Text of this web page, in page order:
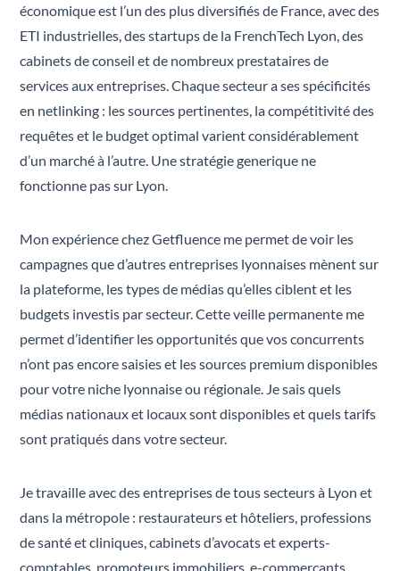
économique est l’un des plus diversifiés de France, avec des
ETI industrielles, des startups de la FrenchTech Lyon, des
cabinets de conseil et de nombreux prestataires de
services aux entreprises. Chaque secteur a ses spécificités
en netlinking : les sources pertinentes, la compétitivité des
requêtes et le budget optimal varient considérablement
d’un marché à l’autre. Une stratégie generique ne
fonctionne pas sur Lyon.
Mon expérience chez Getfluence me permet de voir les
campagnes que d’autres entreprises lyonnaises mènent sur
la plateforme, les types de médias qu’elles ciblent et les
budgets investis par secteur. Cette veille permanente me
permet d’identifier les opportunités que vos concurrents
n’ont pas encore saisies et les sources premium disponibles
pour votre niche lyonnaise ou régionale. Je sais quels
médias nationaux et locaux sont disponibles et quels tarifs
sont pratiqués dans votre secteur.
Je travaille avec des entreprises de tous secteurs à Lyon et
dans la métropole : restaurateurs et hôteliers, professions
de santé et cliniques, cabinets d’avocats et experts-
comptables, promoteurs immobiliers, e-commerçants,